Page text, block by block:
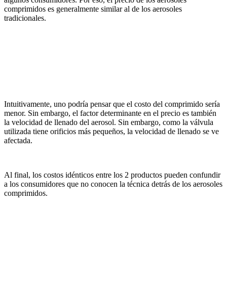
comprimidos es generalmente similar al de los aerosoles
tradicionales.
Intuitivamente, uno podría pensar que el costo del comprimido sería
menor. Sin embargo, el factor determinante en el precio es también
la velocidad de llenado del aerosol. Sin embargo, como la válvula
utilizada tiene orificios más pequeños, la velocidad de llenado se ve
afectada.
Al final, los costos idénticos entre los 2 productos pueden confundir
a los consumidores que no conocen la técnica detrás de los aerosoles
comprimidos.